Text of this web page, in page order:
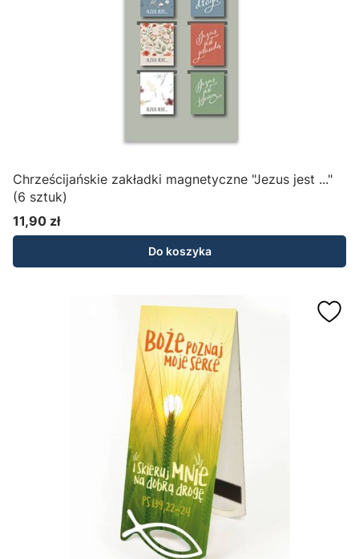
Chrześcijańskie zakładki magnetyczne "Jezus jest ..."
(6 sztuk)
Cena
11,90 zł
Do koszyka